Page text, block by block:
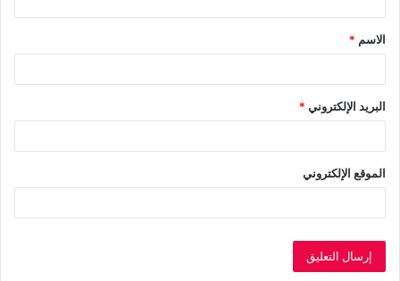
ق
*
الاسم *
البريد الإلكتروني *
الموقع الإلكتروني